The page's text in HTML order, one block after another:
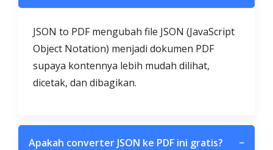
JSON to PDF mengubah file JSON (JavaScript
Object Notation) menjadi dokumen PDF
supaya kontennya lebih mudah dilihat,
dicetak, dan dibagikan.
Apakah converter JSON ke PDF ini gratis? −